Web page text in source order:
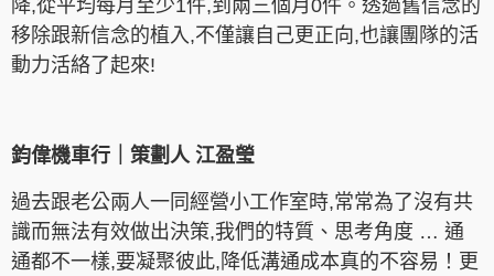
降,從平均每月至少1件,到兩三個月0件。透過舊信念的
移除跟新信念的植入,不僅讓自己更正向,也讓團隊的活
動力活絡了起來!
鈞偉機車行｜策劃人 江盈瑩
過去跟老公兩人一同經營小工作室時,常常為了沒有共
識而無法有效做出決策,我們的特質、思考角度 … 通
通都不一樣,要凝聚彼此,降低溝通成本真的不容易！更